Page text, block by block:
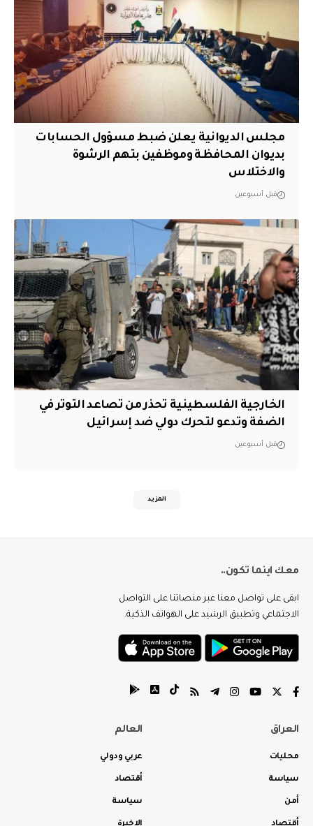
مجلس الديوانية يعلن ضبط مسؤول الحسابات
بديوان المحافظة وموظفين بتهم الرشوة
والاختلاس
قبل أسبوعين
الخارجية الفلسطينية تحذر من تصاعد التوتر في
الضفة وتدعو لتحرك دولي ضد إسرائيل
قبل أسبوعين
المزيد
معك اينما تكون..
ابقى على تواصل معنا عبر منصاتنا على التواصل
الاجتماعي وتطبيق الرشيد على الهواتف الذكية.
العراق
محليات
سياسة
أمن
العالم
عربي ودولي
أقتصاد
سياسة